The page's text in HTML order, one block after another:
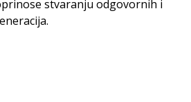
stvaranju odgovornih i